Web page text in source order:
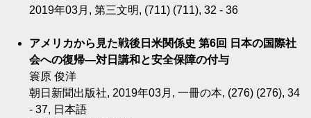
2019年03月, 第三文明, (711) (711), 32 - 36
アメリカから見た戦後日米関係史 第6回 日本の国際社
会への復帰―対日講和と安全保障の付与
簑原 俊洋
朝日新聞出版社, 2019年03月, 一冊の本, (276) (276), 34
- 37, 日本語